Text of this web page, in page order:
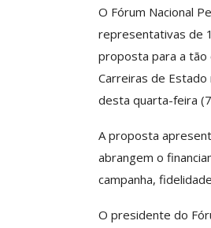
O Fórum Nacional
representativas de
proposta para a tão
Carreiras de Estado
desta quarta-feira
A proposta
abrangem o
campanha,
O presidente do